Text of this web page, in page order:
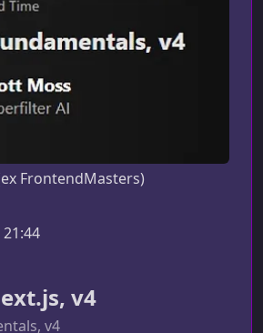
реализуете
и подключите Postgr
FrontendMasters)
21:44
v4
v4